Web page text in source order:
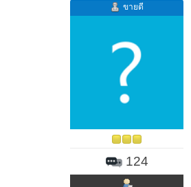
ขายดี
124